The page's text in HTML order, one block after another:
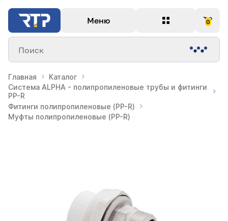
Меню 0
Поиск
Главная
Каталог
Система ALPHA - полипропиленовые трубы и фитинги
PP-R
Фитинги полипропиленовые (PP-R)
Муфты полипропиленовые (PP-R)